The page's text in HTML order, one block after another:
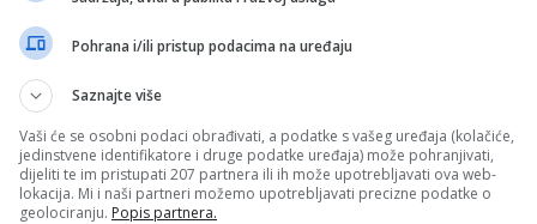
isplatio Schalkeu
je veliku pažnju fudbalske javnosti, a već na
Pohrana i/ili pristup podacima na uređaju
Saznajte više
Vaši će se osobni podaci obrađivati, a podatke s vašeg uređaja (kolačiće,
jedinstvene identifikatore i druge podatke uređaja) može pohranjivati,
dijeliti te im pristupati 207 partnera ili ih može upotrebljavati ova web-
lokacija. Mi i naši partneri možemo upotrebljavati precizne podatke o
geolociranju. Popis partnera.